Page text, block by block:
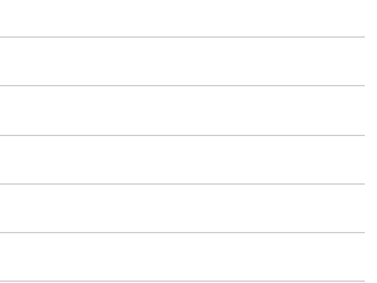
が被ったときはプラス値？それと
事なので2回言いますが絶対プラス値です。
いなハンディプレイをしていない限りはに
ましょう。
の本能の優先順位は？